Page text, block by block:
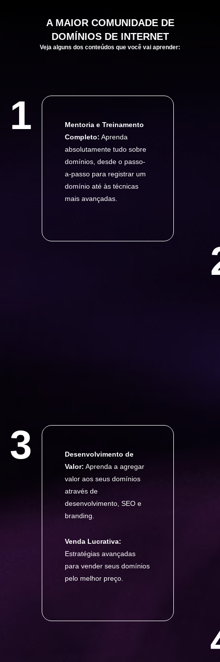
A MAIORCOMUNIDADE DE
DOMÍNIOS DE INTERNET
Veja alguns dos conteúdos que você vai aprender:
1
Mentoria e Treinamento
Completo: Aprenda
absolutamente tudo sobre
domínios, desde o passo-
a-passo para registrar um
domínio até às técnicas
mais avançadas.
3
Desenvolvimento de
Valor: Aprenda a agregar
valor aos seus domínios
através de
desenvolvimento, SEO e
branding.
Venda Lucrativa:
Estratégias avançadas
para vender seus domínios
pelo melhor preço.